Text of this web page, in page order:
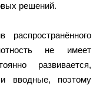
решений.
не имеет
развивается,
вводные, поэтому